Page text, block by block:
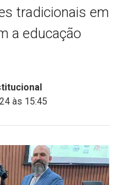
tradicionais em
a educação
às 15:45